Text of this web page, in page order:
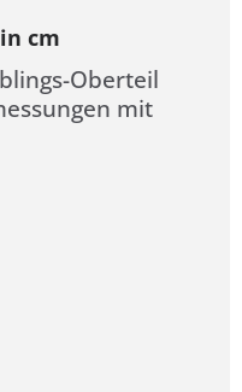
cm
Oberteil
mit